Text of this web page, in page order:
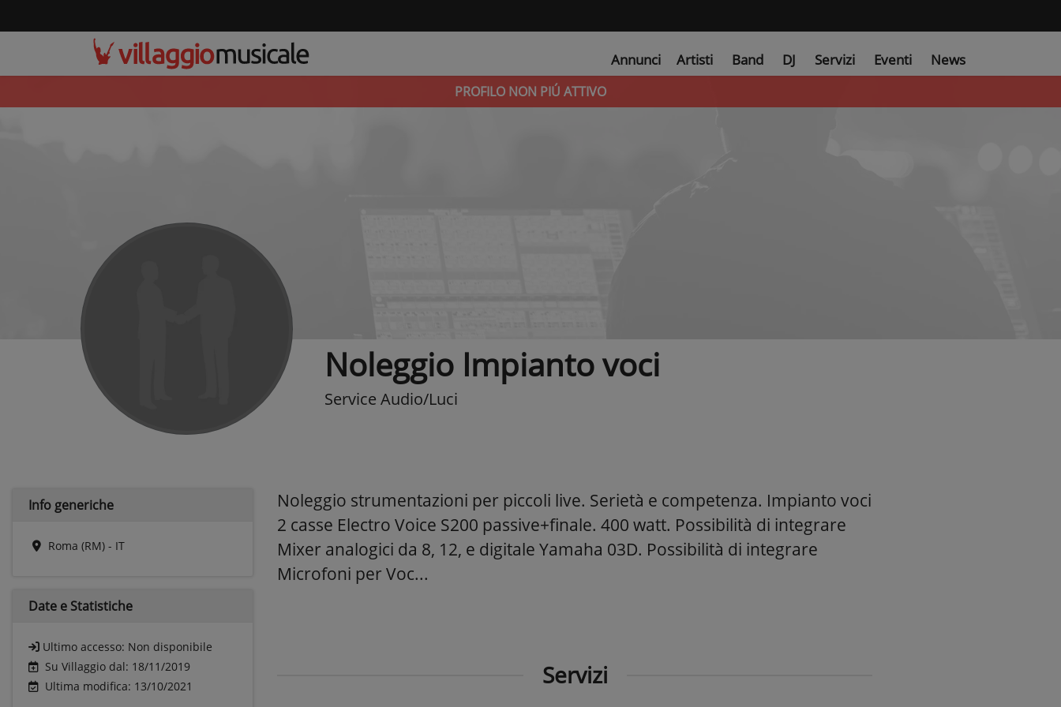
Annunci Artisti Band DJ Servizi Eventi News
PROFILO NON PIÚ ATTIVO
Noleggio Impianto voci
Service Audio/Luci
Info generiche
Roma (RM) - IT
Date e Statistiche
Ultimo accesso: Non disponibile
Su Villaggio dal: 18/11/2019
Ultima modifica: 13/10/2021
Noleggio strumentazioni per piccoli live. Serietà e competenza. Impianto voci
2 casse Electro Voice S200 passive+finale. 400 watt. Possibilità di integrare
Mixer analogici da 8, 12, e digitale Yamaha 03D. Possibilità di integrare
Microfoni per Voc...
Servizi